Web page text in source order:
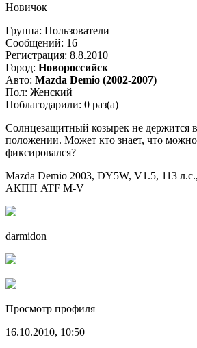
Новичок
Группа: Пользователи
Сообщений: 16
Регистрация: 8.8.2010
Город: Новороссийск
Авто: Mazda Demio (2002-2007)
Пол: Женский
Поблагодарили: 0 раз(а)
Солнцезащитный козырек не держится
положении. Может кто знает, что можно
фиксировался?
Mazda Demio 2003, DY5W, V1.5, 113
АКПП ATF M-V
darmidon
Просмотр профиля
16.10.2010, 10:50